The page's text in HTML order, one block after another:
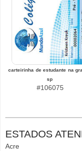
carteirinha de estudante na
sp
#106075
ESTADOS
Acre